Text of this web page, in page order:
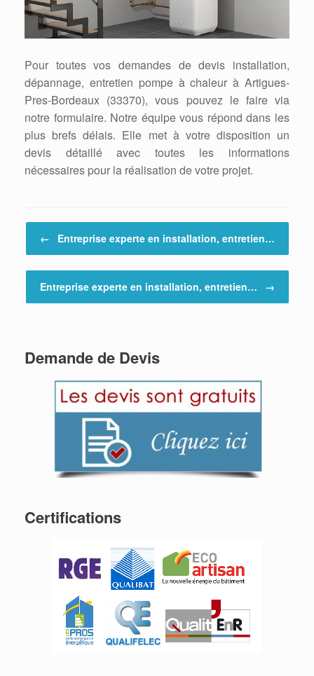
Pour toutes vos demandes de devis installation,
dépannage, entretien pompe à chaleur à Artigues-
Pres-Bordeaux (33370), vous pouvez le faire via
notre formulaire. Notre équipe vous répond dans les
plus brefs délais. Elle met à votre disposition un
devis détaillé avec toutes les informations
nécessaires pour la réalisation de votre projet.
← Entreprise experte en installation, entretien…
Entreprise experte en installation, entretien… →
Demande de Devis
Certifications